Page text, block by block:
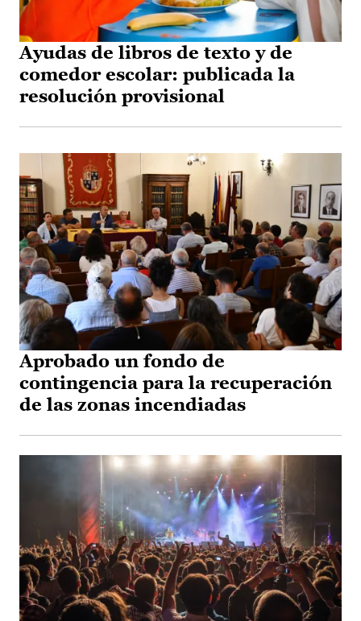
Ayudas de libros de texto y de
comedor escolar: publicada la
resolución provisional
Aprobado un fondo de
contingencia para la recuperación
de las zonas incendiadas